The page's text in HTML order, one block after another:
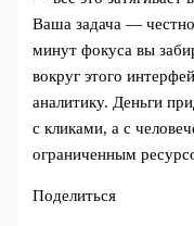
Ваша задача — честно
минут фокуса вы
вокруг этого
аналитику. Деньги
с кликами, а с
ограниченным
Поделиться